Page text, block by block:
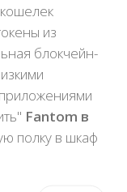
из
блокчейн-
Fantom в
полку в шкаф